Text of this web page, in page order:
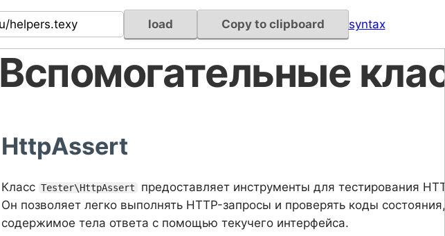
load Copy to clipboard syntax
Вспомогательные
HttpAssert
Класс Tester\HttpAssert
предоставляет инструменты для тестирования
Он позволяет легко выполнять HTTP-запросы и проверять коды
содержимое тела ответа с помощью текучего интерфейса.